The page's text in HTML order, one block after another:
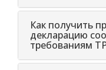
Как получить
декларацию
требованиям